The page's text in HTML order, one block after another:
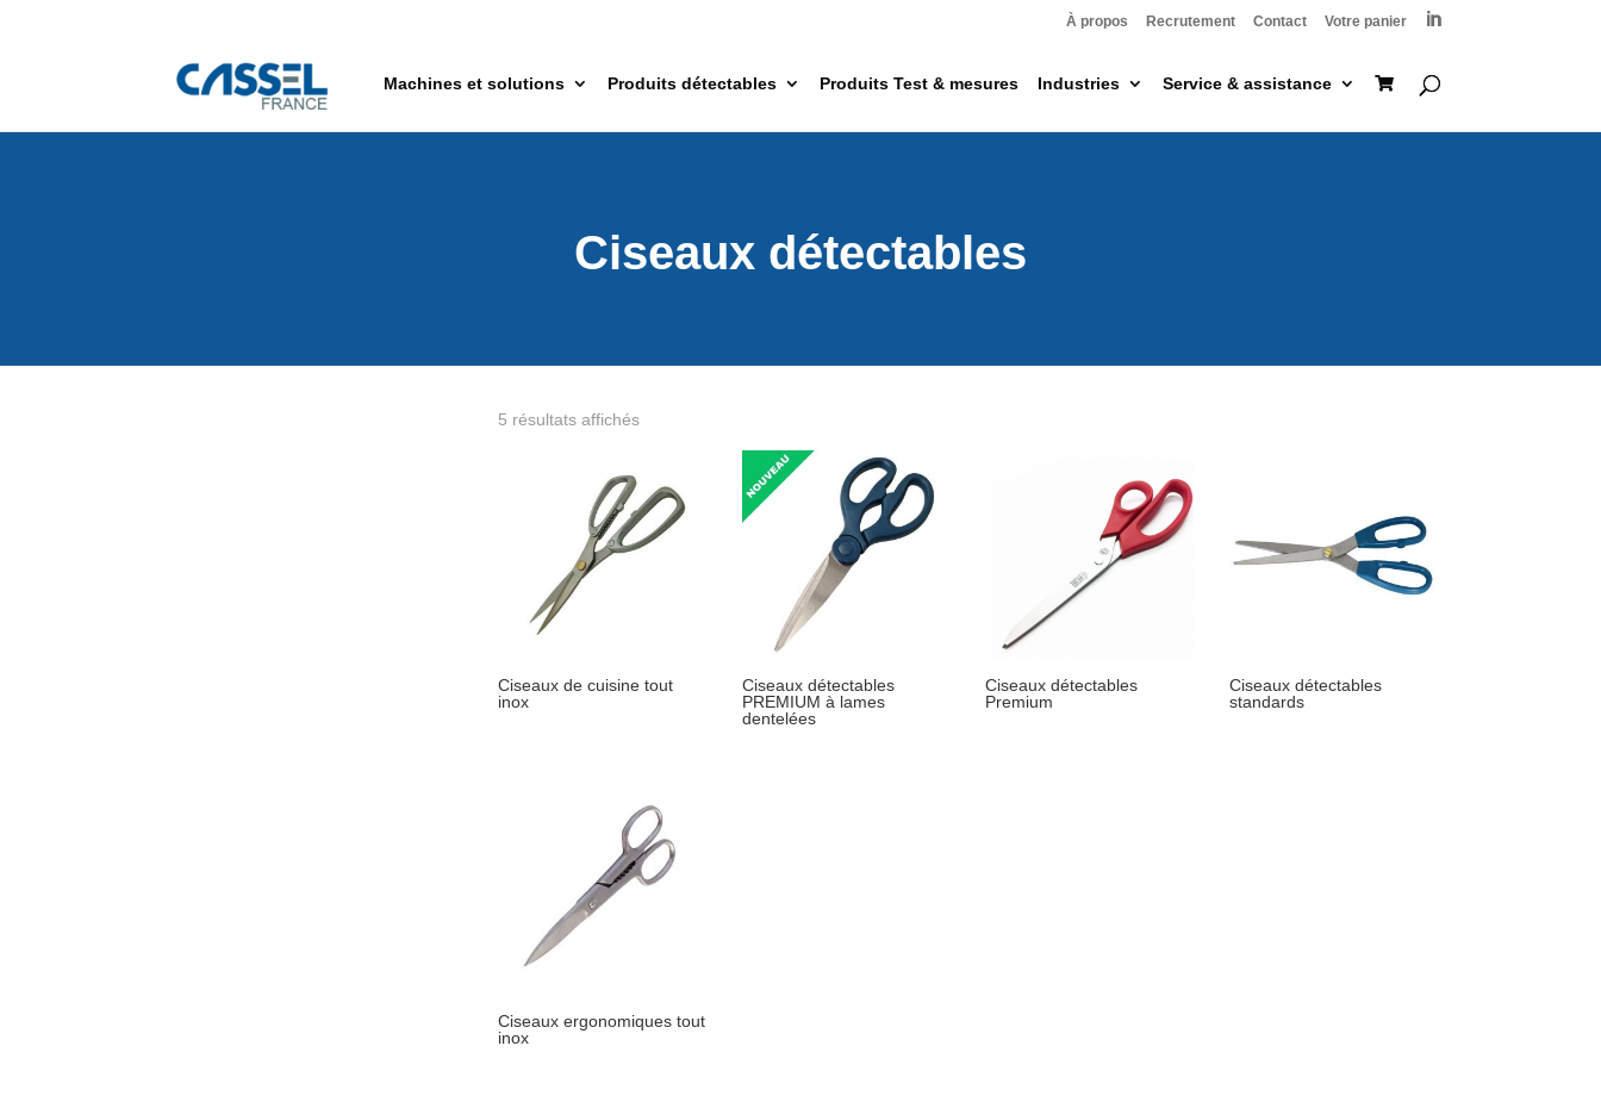
À propos Recrutement Contact Votre panier 
Machines et solutions Produits détectables Produits Test & mesures Industries Service & assistance
Ciseaux détectables
5 résultats affichés
Ciseaux de cuisine tout
inox
Ciseaux détectables
PREMIUM à lames
dentelées
Ciseaux détectables
Premium
Ciseaux détectables
standards
Ciseaux ergonomiques tout
inox